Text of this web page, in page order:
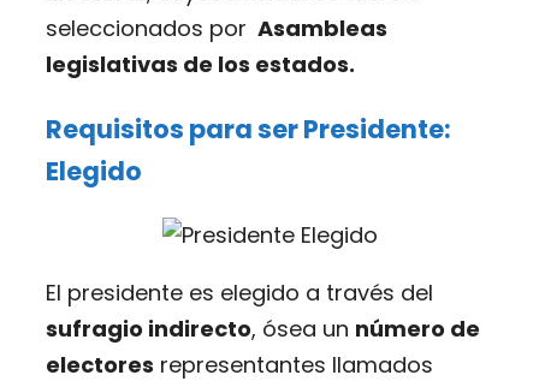
seleccionados por Asambleas
legislativas de los estados.
Requisitos para ser Presidente:
Elegido
El presidente es elegido a través del
sufragio indirecto, ósea un número de
electores representantes llamados